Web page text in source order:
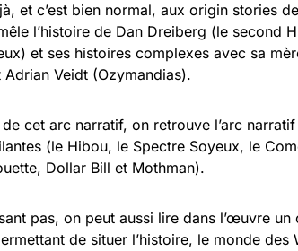
et c’est bien normal, aux origin stories
l’histoire de Dan Dreiberg (le second
et ses histoires complexes avec sa
Adrian Veidt (Ozymandias).
cet arc narratif, on retrouve l’arc
(le Hibou, le Spectre Soyeux, le
Dollar Bill et Mothman).
pas, on peut aussi lire dans l’œuvre
de situer l’histoire, le monde des